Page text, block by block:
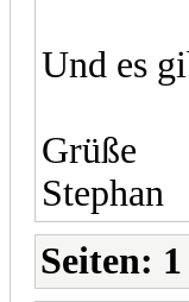
Und es
Grüße
Stephan
Seiten: 1